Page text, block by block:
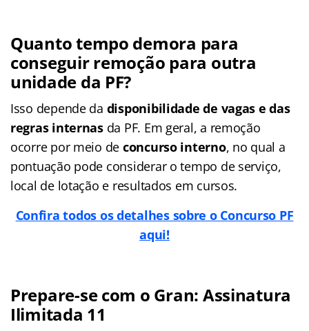
Quanto tempo demora para
conseguir remoção para outra
unidade da PF?
Isso depende da disponibilidade de vagas e das
regras internasda PF. Em geral, a remoção
ocorre por meio de concurso interno, no qual a
pontuação pode considerar o tempo de serviço,
local de lotação e resultados em cursos.
Confira todos os detalhes sobre o Concurso PF
aqui!
Prepare-se com o Gran: Assinatura
Ilimitada 11